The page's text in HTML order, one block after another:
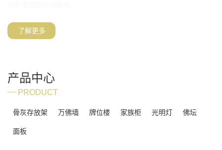
了解更多
产品中心
PRODUCT
骨灰存放架 万佛墙 牌位楼 家族柜 光明灯 佛坛
面板